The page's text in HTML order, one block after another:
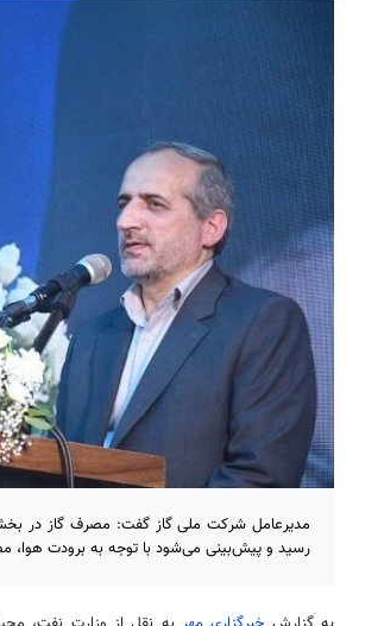
رسید و پیش‌بینی می‌شود با توجه به برودت هوا، مصرف در هفته